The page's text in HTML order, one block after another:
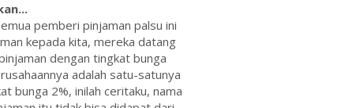
pemberi pinjaman palsu ini
kepada kita, mereka datang
dengan tingkat bunga
adalah satu-satunya
bunga 2%, inilah ceritaku, nama